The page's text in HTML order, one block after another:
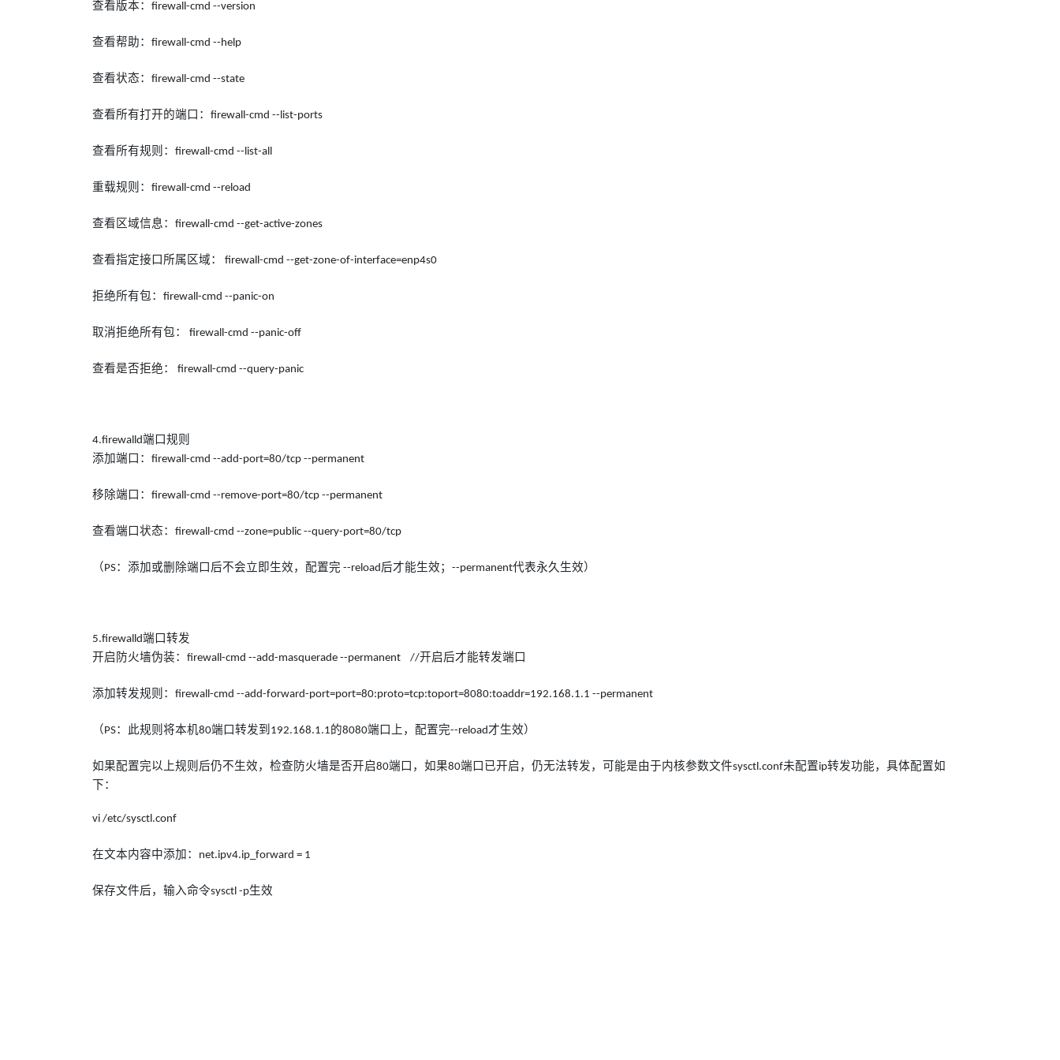
查看版本： firewall-cmd --version
查看帮助： firewall-cmd --help
查看状态： firewall-cmd --state
查看所有打开的端口： firewall-cmd --list-ports
查看所有规则： firewall-cmd --list-all
重载规则： firewall-cmd --reload
查看区域信息： firewall-cmd --get-active-zones
查看指定接口所属区域： firewall-cmd --get-zone-of-interface=enp4s0
拒绝所有包： firewall-cmd --panic-on
取消拒绝所有包： firewall-cmd --panic-off
查看是否拒绝： firewall-cmd --query-panic
4.firewalld端口规则
添加端口： firewall-cmd --add-port=80/tcp --permanent
移除端口： firewall-cmd --remove-port=80/tcp --permanent
查看端口状态： firewall-cmd --zone=public --query-port=80/tcp
（ PS：添加或删除端口后不会立即生效，配置完 --reload后才能生效； --permanent代表永久生效）
5.firewalld端口转发
开启防火墙伪装： firewall-cmd --add-masquerade --permanent //开启后才能转发端口
添加转发规则： firewall-cmd --add-forward-port=port=80:proto=tcp:toport=8080:toaddr=192.168.1.1 --permanent
（ PS：此规则将本机80端口转发到 192.168.1.1的8080端口上，配置完--reload才生效）
如果配置完以上规则后仍不生效，检查防火墙是否开启80端口，如果80端口已开启，仍无法转发，可能是由于内核参数文件sysctl.conf未配置ip转发功能，具体配置如
下：
vi /etc/sysctl.conf
在文本内容中添加： net.ipv4.ip_forward = 1
保存文件后，输入命令sysctl -p生效